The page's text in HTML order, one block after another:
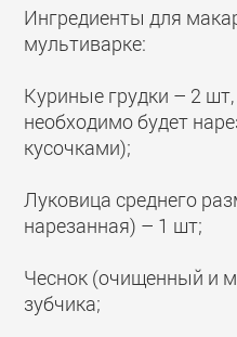
Ингредиенты для
мультиварке:
Куриные грудки – 2
необходимо будет
кусочками);
Луковица среднего
нарезанная) – 1 шт;
Чеснок (очищенный и
зубчика;